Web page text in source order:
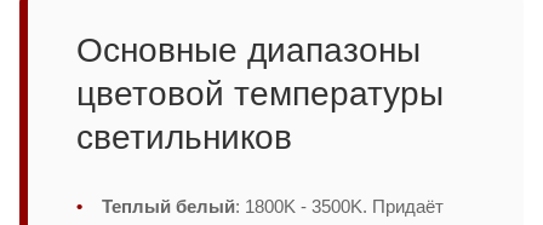
Основные диапазоны
цветовой температуры
светильников
Теплый белый: 1800K - 3500K. Придаёт